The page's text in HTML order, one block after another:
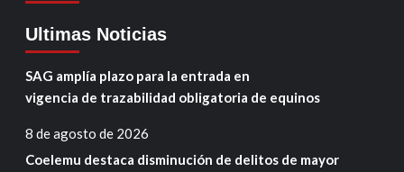
Ultimas Noticias
SAG amplía plazo para la entrada en
vigencia de trazabilidad obligatoria de equinos
8 de agosto de 2026
Coelemu destaca disminución de delitos de mayor